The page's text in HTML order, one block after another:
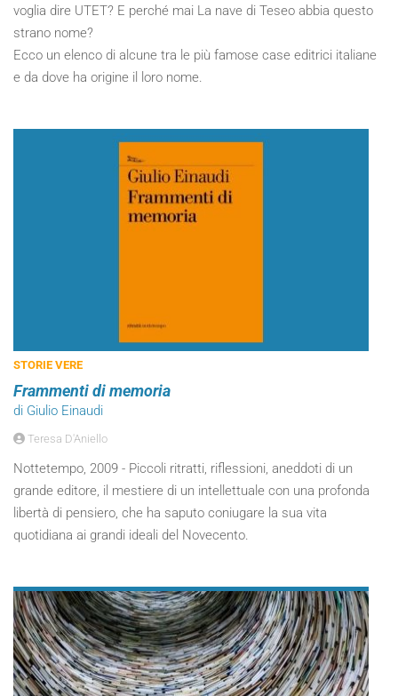
voglia dire UTET? E perché mai La nave di Teseo abbia questo
strano nome?
Ecco un elenco di alcune tra le più famose case editrici italiane
e da dove ha origine il loro nome.
STORIE VERE
Frammenti di memoria
di Giulio Einaudi
Teresa D'Aniello
Nottetempo, 2009 - Piccoli ritratti, riflessioni, aneddoti di un
grande editore, il mestiere di un intellettuale con una profonda
libertà di pensiero, che ha saputo coniugare la sua vita
quotidiana ai grandi ideali del Novecento.